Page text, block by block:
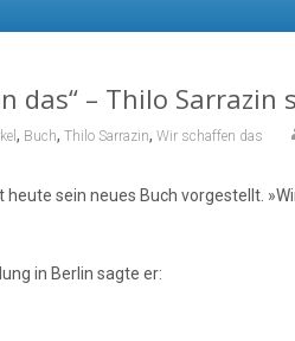
das“ – Thilo
, Buch, Thilo Sarrazin, Wir schaffen das
sein neues Buch vorgestellt.
in Berlin sagte er: